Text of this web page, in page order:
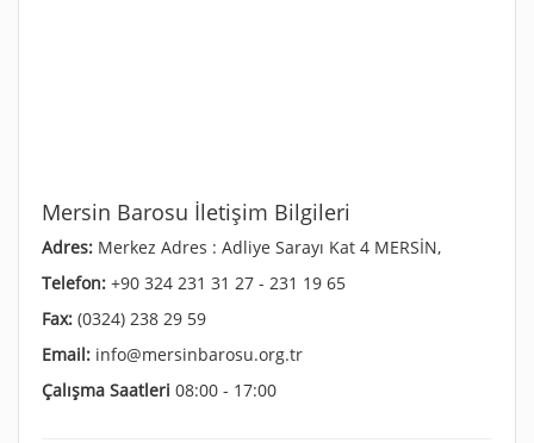
Mersin Barosu İletişim Bilgileri
Adres: Merkez Adres : Adliye Sarayı Kat 4 MERSİN,
Telefon: +90 324 231 31 27 - 231 19 65
Fax: (0324) 238 29 59
Email: info@mersinbarosu.org.tr
Çalışma Saatleri 08:00 - 17:00